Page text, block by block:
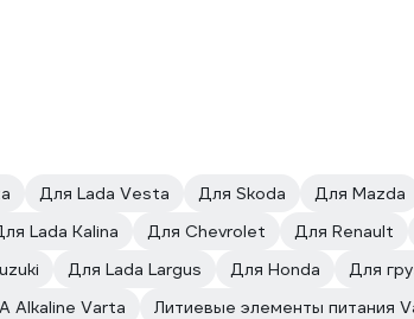
Для Lada Vesta Для Skoda Для Mazda
Lada Kalina Для Chevrolet Для Renault
Для Lada Largus Для Honda Для
Alkaline Varta Литиевые элементы питания